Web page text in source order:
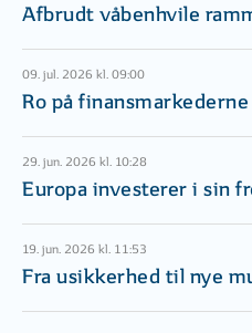
Afbrudt våbenhvile
09. jul. 2026 kl. 09:00
Ro på
29. jun. 2026 kl. 10:28
Europa investerer i sin
19. jun. 2026 kl. 11:53
Fra usikkerhed til nye